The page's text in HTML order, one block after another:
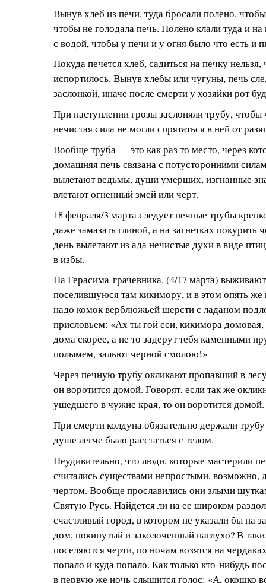
Вынув хлеб из печи, туда бросали полено,
чтобы не голодала печь. Полено клали туда и
с водой, чтобы у печи и у огня было что есть и
Покуда печется хлеб, садиться на печку нельзя,
испортилось. Вынув хлебы или чугуны, печь
заслонкой, иначе после смерти у хозяйки рот
При наступлении грозы заслоняли трубу, чтобы
нечистая сила не могли спрятаться в ней от
Вообще труба — это как раз то место, через
домашняя печь связана с потусторонними
вылетают ведьмы, души умерших, изгнанные
влетают огненный змей или черт.
18 февраля/3 марта следует печные трубы
даже замазать глиной, а на загнетках покурить
день вылетают из ада нечистые духи в виде
в избы.
На Герасима-грачевника, (4/17 марта)
поселившуюся там кикимору, и в этом опять
надо комок верблюжьей шерсти с ладаном
присловьем: «Ах ты гой еси, кикимора
дома скорее, а не то задерут тебя каменными
полымем, зальют черной смолою!»
Через печную трубу окликают пропавший в
он воротится домой. Говорят, если так же
ушедшего в чужие края, то он воротится домой.
При смерти колдуна обязательно держали
душе легче было расстаться с телом.
Неудивительно, что люди, которые мастерили
считались существами непростыми, возможно,
чертом. Вообще прославились они злыми
Святую Русь. Найдется ли на ее широком
счастливый город, в котором не указали бы на
дом, покинутый и заколоченный наглухо? В
поселяются черти, по ночам возятся на
попало и куда попало. Как только кто-нибудь
в первую же ночь слышится голос: «А, окошко